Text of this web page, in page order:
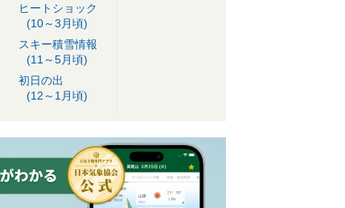
ヒートショック
(10～3月頃)
スキー積雪情報
(11～5月頃)
初日の出
(12～1月頃)